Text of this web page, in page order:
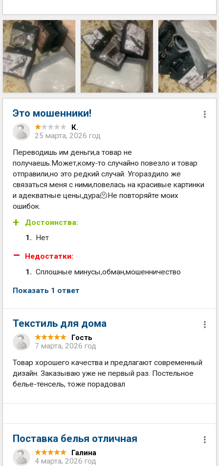
Это мошенники!
К.
25 марта, 2026 год
Переводишь им деньги,а товар не
получаешь.Может,кому-то случайно повезло и товар
отправили,но это редкий случай. Угораздило же
связаться меня с ними,повелась на красивые картинки
и адекватные цены,дура🫠Не повторяйте моих
ошибок.
Достоинства:
Нет
Недостатки:
Сплошные минусы,обман,мошенничество
Показать 1 ответ
Текстиль для дома
Гость
7 марта, 2026 год
Товар хорошего качества и предлагают современный
дизайн. Заказываю уже не первый раз. Постельное
белье-тенсель, тоже порадовал
Поставка белья отличная
Галина
4 марта, 2026 год